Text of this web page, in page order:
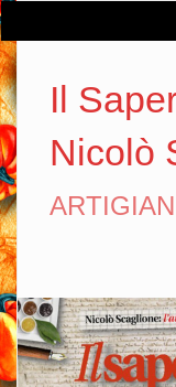
Il
Nicolò